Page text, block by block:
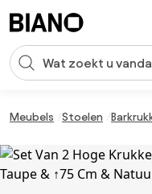
Zoekopdracht invoeren
Meubels Stoelen